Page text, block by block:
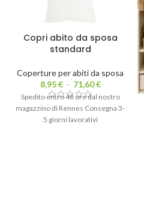
Copri abito da sposa
standard
Coperture per abiti da sposa
8,95€ - 71,60€
Spedito entro 48 ore dal nostro
magazzino di Rennes Consegna 3-
5 giorni lavorativi